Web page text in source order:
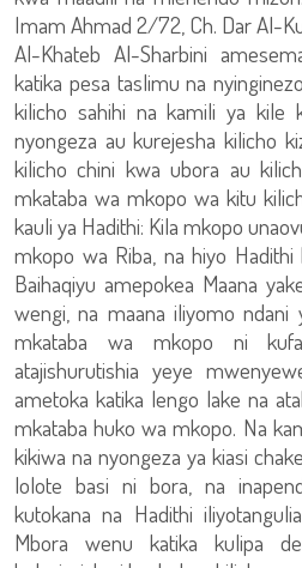
Imam Ahmad 2/72, Ch. Dar Al-
Al-Khateb Al-Sharbini
katika pesa taslimu na
kilicho sahihi na kamili ya kile
nyongeza au kurejesha kilicho
kilicho chini kwa ubora au
mkataba wa mkopo wa kitu
kauli ya Hadithi: Kila mkopo
mkopo wa Riba, na hiyo
Baihaqiyu amepokea Maana
wengi, na maana iliyomo
mkataba wa mkopo ni
atajishurutishia yeye
ametoka katika lengo lake na
mkataba huko wa mkopo. Na
kikiwa na nyongeza ya kiasi
lolote basi ni bora, na
kutokana na Hadithi
Mbora wenu katika kulipa